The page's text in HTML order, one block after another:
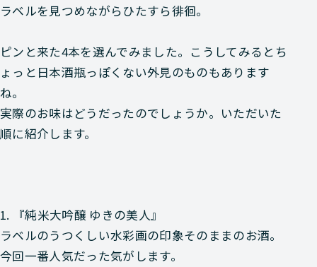
ラベルを見つめながらひたすら徘徊。
ピンと来た4本を選んでみました。こうしてみるとち
ょっと日本酒瓶っぽくない外見のものもあります
ね。
実際のお味はどうだったのでしょうか。いただいた
順に紹介します。
1. 『純米大吟醸 ゆきの美人』
ラベルのうつくしい水彩画の印象そのままのお酒。
今回一番人気だった気がします。